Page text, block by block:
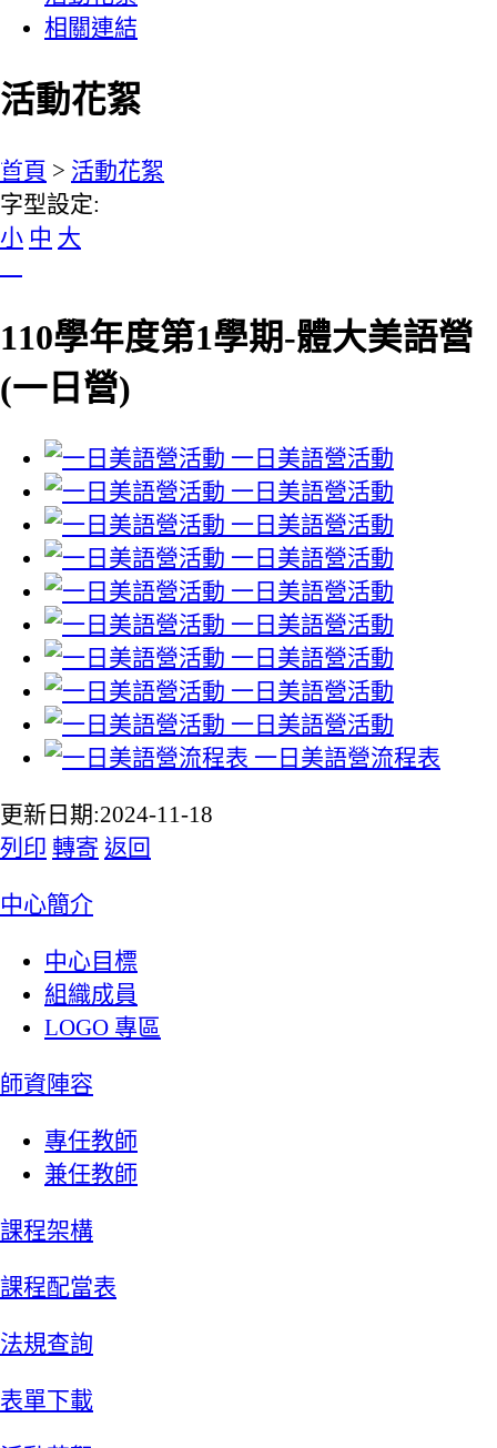
相關連結
活動花絮
:::
首頁 > 活動花絮
字型設定:
小 中 大
110學年度第1學期-體大美語營
(一日營)
一日美語營活動
一日美語營活動
一日美語營活動
一日美語營活動
一日美語營活動
一日美語營活動
一日美語營活動
一日美語營活動
一日美語營活動
一日美語營流程表
更新日期:2024-11-18
列印 轉寄 返回
中心簡介
中心目標
組織成員
LOGO 專區
師資陣容
專任教師
兼任教師
課程架構
課程配當表
法規查詢
表單下載